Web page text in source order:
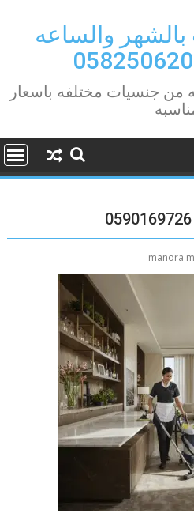
والساعه
من جنسيات مختلفه باسعار
manora